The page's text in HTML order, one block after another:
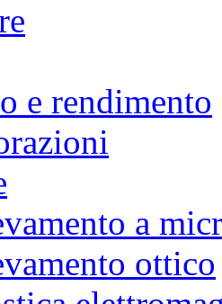
e rendimento
a
ottico